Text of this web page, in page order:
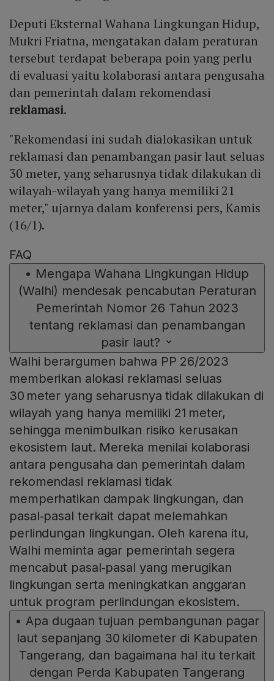
Deputi Eksternal Wahana Lingkungan Hidup,
Mukri Friatna, mengatakan dalam peraturan
tersebut terdapat beberapa poin yang perlu
di evaluasi yaitu kolaborasi antara pengusaha
dan pemerintah dalam rekomendasi
reklamasi.
"Rekomendasi ini sudah dialokasikan untuk
reklamasi dan penambangan pasir laut seluas
30 meter, yang seharusnya tidak dilakukan di
wilayah-wilayah yang hanya memiliki 21
meter," ujarnya dalam konferensi pers, Kamis
(16/1).
FAQ
• Mengapa Wahana Lingkungan Hidup
(Walhi) mendesak pencabutan Peraturan
Pemerintah Nomor 26 Tahun 2023
tentang reklamasi dan penambangan
pasir laut?
Walhi berargumen bahwa PP 26/2023
memberikan alokasi reklamasi seluas
30 meter yang seharusnya tidak dilakukan di
wilayah yang hanya memiliki 21 meter,
sehingga menimbulkan risiko kerusakan
ekosistem laut. Mereka menilai kolaborasi
antara pengusaha dan pemerintah dalam
rekomendasi reklamasi tidak
memperhatikan dampak lingkungan, dan
pasal‑pasal terkait dapat melemahkan
perlindungan lingkungan. Oleh karena itu,
Walhi meminta agar pemerintah segera
mencabut pasal‑pasal yang merugikan
lingkungan serta meningkatkan anggaran
untuk program perlindungan ekosistem.
• Apa dugaan tujuan pembangunan pagar
laut sepanjang 30 kilometer di Kabupaten
Tangerang, dan bagaimana hal itu terkait
dengan Perda Kabupaten Tangerang